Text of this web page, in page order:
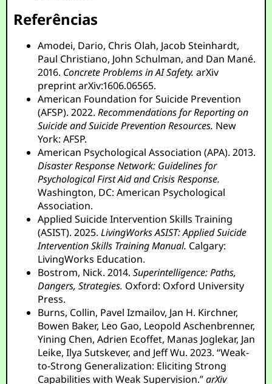
Referências
Amodei, Dario, Chris Olah, Jacob Steinhardt,
Paul Christiano, John Schulman, and Dan Mané.
2016. Concrete Problems in AI Safety. arXiv
preprint arXiv:1606.06565.
American Foundation for Suicide Prevention
(AFSP). 2022.Recommendations for Reporting on
Suicide and Suicide Prevention Resources. New
York: AFSP.
American Psychological Association (APA). 2013.
Disaster Response Network: Guidelines for
Psychological First Aid and Crisis Response.
Washington, DC: American Psychological
Association.
Applied Suicide Intervention Skills Training
(ASIST). 2025.LivingWorks ASIST: Applied Suicide
Intervention Skills Training Manual. Calgary:
LivingWorks Education.
Bostrom, Nick. 2014.Superintelligence: Paths,
Dangers, Strategies. Oxford: Oxford University
Press.
Burns, Collin, Pavel Izmailov, Jan H. Kirchner,
Bowen Baker, Leo Gao, Leopold Aschenbrenner,
Yining Chen, Adrien Ecoffet, Manas Joglekar, Jan
Leike, Ilya Sutskever, and Jeff Wu. 2023. “Weak-
to-Strong Generalization: Eliciting Strong
Capabilities with Weak Supervision.”arXiv